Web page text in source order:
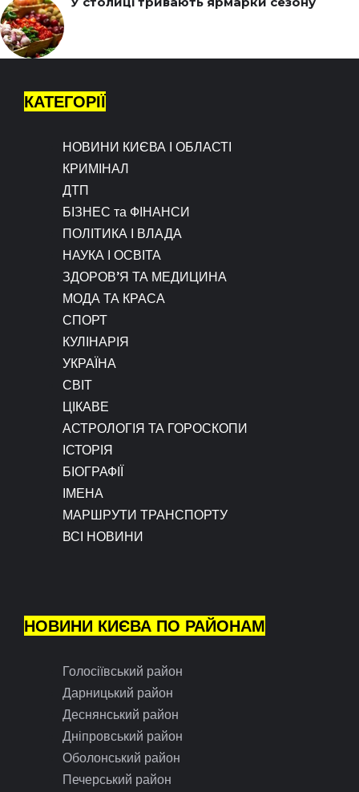
КАТЕГОРІЇ
НОВИНИ КИЄВА І ОБЛАСТІ
КРИМІНАЛ
ДТП
БІЗНЕС та ФІНАНСИ
ПОЛІТИКА І ВЛАДА
НАУКА І ОСВІТА
ЗДОРОВ’Я ТА МЕДИЦИНА
МОДА ТА КРАСА
СПОРТ
КУЛІНАРІЯ
УКРАЇНА
СВІТ
ЦІКАВЕ
АСТРОЛОГІЯ ТА ГОРОСКОПИ
ІСТОРІЯ
БІОГРАФІЇ
ІМЕНА
МАРШРУТИ ТРАНСПОРТУ
ВСІ НОВИНИ
НОВИНИ КИЄВА ПО РАЙОНАМ
Голосіївський район
Дарницький район
Деснянський район
Дніпровський район
Оболонський район
Печерський район